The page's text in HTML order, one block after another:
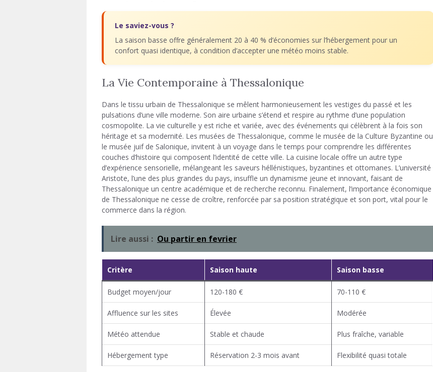
Le saviez-vous ?
La saison basse offre généralement 20 à 40 % d’économies sur l’hébergement pour un
confort quasi identique, à condition d’accepter une météo moins stable.
La Vie Contemporaine à Thessalonique
Dans le tissu urbain de Thessalonique se mêlent harmonieusement les vestiges du passé et les
pulsations d’une ville moderne. Son aire urbaine s’étend et respire au rythme d’une population
cosmopolite. La vie culturelle y est riche et variée, avec des événements qui célèbrent à la fois son
héritage et sa modernité. Les musées de Thessalonique, comme le musée de la Culture Byzantine ou
le musée juif de Salonique, invitent à un voyage dans le temps pour comprendre les différentes
couches d’histoire qui composent l’identité de cette ville. La cuisine locale offre un autre type
d’expérience sensorielle, mélangeant les saveurs héllénistiques, byzantines et ottomanes. L’université
Aristote, l’une des plus grandes du pays, insuffle un dynamisme jeune et innovant, faisant de
Thessalonique un centre académique et de recherche reconnu. Finalement, l’importance économique
de Thessalonique ne cesse de croître, renforcée par sa position stratégique et son port, vital pour le
commerce dans la région.
Lire aussi : Ou partir en fevrier
Critère Saison haute Saison basse
Budget moyen/jour 120-180 € 70-110 €
Affluence sur les sites Élevée Modérée
Météo attendue Stable et chaude Plus fraîche, variable
Hébergement type Réservation 2-3 mois avant Flexibilité quasi totale